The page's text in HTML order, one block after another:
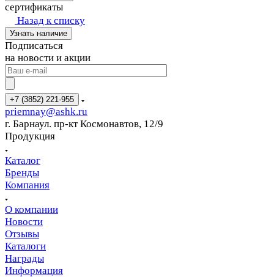
сертификаты
Назад к списку
Узнать наличие
Подписаться
на новости и акции
+7 (3852) 221-955
priemnay@ashk.ru
г. Барнаул. пр-кт Космонавтов, 12/9
Продукция
Каталог
Бренды
Компания
О компании
Новости
Отзывы
Каталоги
Награды
Информация